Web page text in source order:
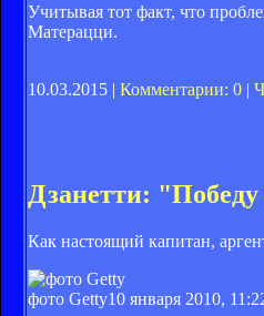
Учитывая тот факт, что
Матерацци.
10.03.2015 | Комментарии: 0 |
Дзанетти:
Как настоящий капитан,
фото Getty10 января 2010,